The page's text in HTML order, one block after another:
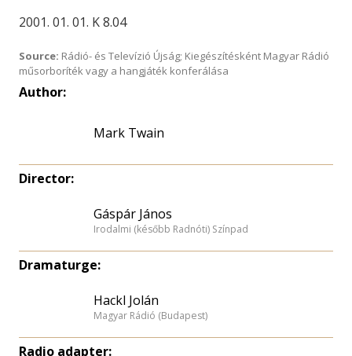
2001. 01. 01. K 8.04
Source: Rádió- és Televízió Újság; Kiegészítésként Magyar Rádió
műsorboríték vagy a hangjáték konferálása
Author:
Mark Twain
Director:
Gáspár János
Irodalmi (később Radnóti) Színpad
Dramaturge:
Hackl Jolán
Magyar Rádió (Budapest)
Radio adapter: